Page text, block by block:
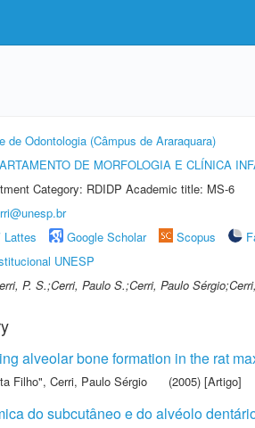
de Odontologia (Câmpus de Araraquara)
DE MORFOLOGIA E CLÍNICA
Category: RDIDP Academic title: MS-6
Lattes Google Scholar Scopus
UNESP
P. S.;Cerri, Paulo S.;Cerri, Paulo
alveolar bone formation in the rat
Filho", Cerri, Paulo Sérgio (2005) [Artigo]
do subcutâneo e do alvéolo